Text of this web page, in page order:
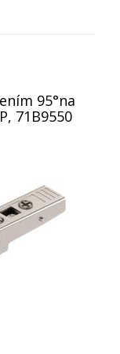
95°na
71B9550